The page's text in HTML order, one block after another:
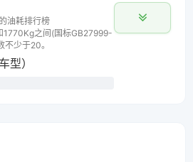
油耗排行榜
1770Kg之间(国标GB27999-
少于20。
型）